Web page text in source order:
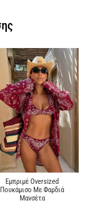
Εμπριμέ Oversized
Πουκάμισο Με Φαρδιά
Μανσέτα